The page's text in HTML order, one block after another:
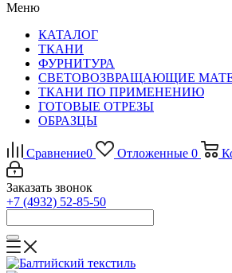
Меню
КАТАЛОГ
ТКАНИ
ФУРНИТУРА
СВЕТОВОЗВРАЩАЮЩИЕ
ТКАНИ ПО ПРИМЕНЕНИЮ
ГОТОВЫЕ ОТРЕЗЫ
ОБРАЗЦЫ
Сравнение0 Отложенные 0
Заказать звонок
+7 (4932) 52-85-50